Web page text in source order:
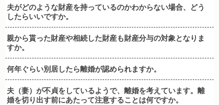
夫がどのような財産を持っているのかわからない場合、どう
したらいいですか。
親から貰った財産や相続した財産も財産分与の対象となりま
すか。
何年ぐらい別居したら離婚が認められますか。
夫（妻）が不貞をしているようで、離婚を考えています。離
婚を切り出す前にあたって注意することは何ですか。